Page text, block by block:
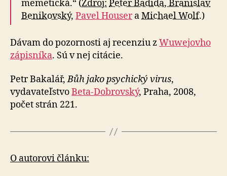
memetická.“ (Zdroj: Peter Badida, Branislav
Benikovský, Pavel HouseraMichael Wolf.)
Dávam do pozornosti aj recenziu zWuwejovho
zápisníka. Sú v nej citácie.
Petr Bakalář,Bůh jako psychický virus,
vydavateľstvoBeta-Dobrovský, Praha, 2008,
počet strán 221.
O autorovi článku: